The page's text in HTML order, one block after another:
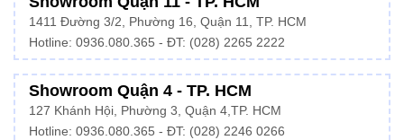
1411 Đường 3/2, Phường 16, Quận 11, TP. HCM
Hotline: 0936.080.365 - ĐT: (028) 2265 2222
Showroom Quận 4 - TP. HCM
127 Khánh Hội, Phường 3, Quận 4,TP. HCM
Hotline: 0936.080.365 - ĐT: (028) 2246 0266